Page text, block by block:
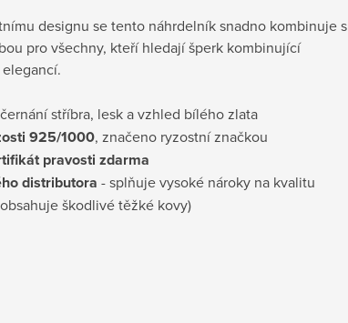
designu se tento náhrdelník snadno kombinuje s
pro všechny, kteří hledají šperk kombinující
stříbra, lesk a vzhled bílého zlata
925/1000, značeno ryzostní značkou
pravosti zdarma
distributora - splňuje vysoké nároky na kvalitu
škodlivé těžké kovy)